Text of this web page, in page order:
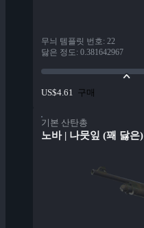
무늬 템플릿 번호: 22
닳은 정도: 0.381642967
US$4.61 구매
기본 산탄총
노바 | 나뭇잎 (꽤 닳은)